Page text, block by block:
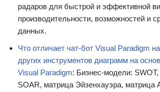
радаров для быстрой и эффективной
производительности, возможностей и
данных.
Что отличает чат-бот Visual Paradigm
других инструментов диаграмм на
Visual Paradigm: Бизнес-модели:
SOAR, матрица Эйзенхауэра,